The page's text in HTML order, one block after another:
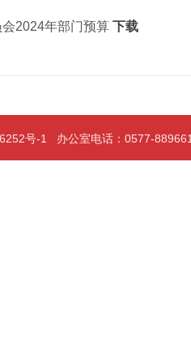
2024年部门预算 下载
号-1 办公室电话：0577-